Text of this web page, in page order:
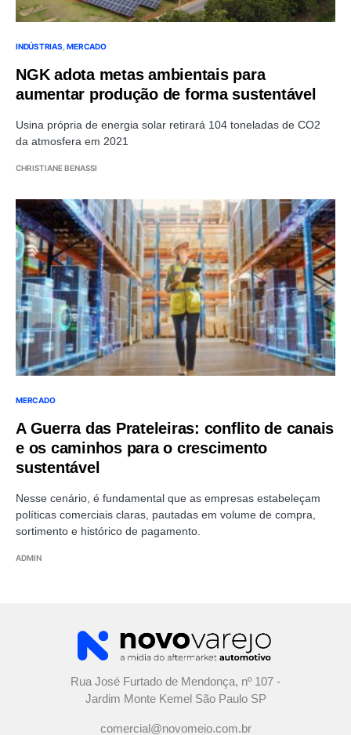
INDÚSTRIAS MERCADO
NGK adota metas ambientais para
aumentar produção de forma sustentável
Usina própria de energia solar retirará 104 toneladas de CO2
da atmosfera em 2021
CHRISTIANE BENASSI
MERCADO
A Guerra das Prateleiras: conflito de canais
e os caminhos para o crescimento
sustentável
Nesse cenário, é fundamental que as empresas estabeleçam
políticas comerciais claras, pautadas em volume de compra,
sortimento e histórico de pagamento.
ADMIN
Rua José Furtado de Mendonça, nº 107 -
Jardim Monte Kemel São Paulo SP
comercial@novomeio.com.br